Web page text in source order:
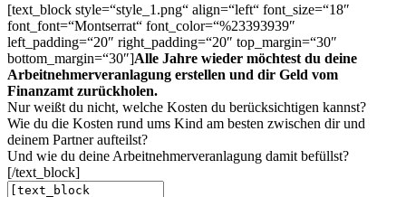
[text_block style=“style_1.png“ align=“left“ font_size=“18″
font_font=“Montserrat“ font_color=“%23393939″
left_padding=“20″ right_padding=“20″ top_margin=“30″
bottom_margin=“30″]Alle Jahre wieder möchtest du deine
Arbeitnehmerveranlagung erstellen und dir Geld vom
Finanzamt zurückholen.
Nur weißt du nicht, welche Kosten du berücksichtigen kannst?
Wie du die Kosten rund ums Kind am besten zwischen dir und
deinem Partner aufteilst?
Und wie du deine Arbeitnehmerveranlagung damit befüllst?
[/text_block]